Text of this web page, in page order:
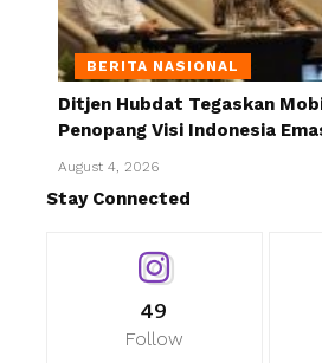
BERITA NASIONAL
Ditjen Hubdat Tegaskan
Penopang Visi Indonesia
August 4, 2026
Stay Connected
49
Follow